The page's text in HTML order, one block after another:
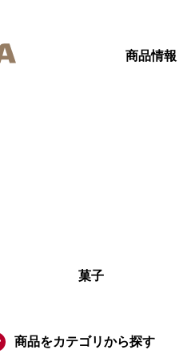
商品情報
菓子
商品をカテゴリから探す